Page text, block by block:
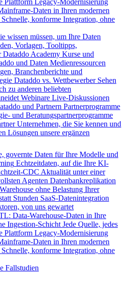
Plattform Legacy-Modernisierung
Daten in Ihren modernen
Schnelle, konforme Integration, ohne
wissen müssen, um Ihre Daten
Vorlagen, Tooltipps,
Dataddo Academy Kurse und
und Daten Medienressourcen
Branchenberichte und
Dataddo vs. Wettbewerber Sehen
zu anderen beliebten
Webinare Live-Diskussionen
und Partnern Partnerprogramme
und Beratungspartnerprogramme
Unternehmen, die Sie kennen und
Lösungen unsere ergänzen
governte Daten für Ihre Modelle und
Echtzeitdaten, auf die Ihre KI-
CDC Aktualität unter einer
Agenten Datenbankreplikation
ohne Belastung Ihrer
Stunden SaaS-Datenintegration
von uns gewartet
Data-Warehouse-Daten in Ihre
Ingestion-Schicht Jede Quelle, jedes
Plattform Legacy-Modernisierung
Daten in Ihren modernen
Schnelle, konforme Integration, ohne
Fallstudien